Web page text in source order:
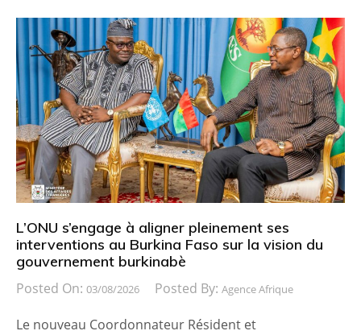
L’ONU s’engage à aligner pleinement ses
interventions au Burkina Faso sur la vision du
gouvernement burkinabè
Posted On: 03/08/2026 Posted By: Agence Afrique
Le nouveau Coordonnateur Résident et